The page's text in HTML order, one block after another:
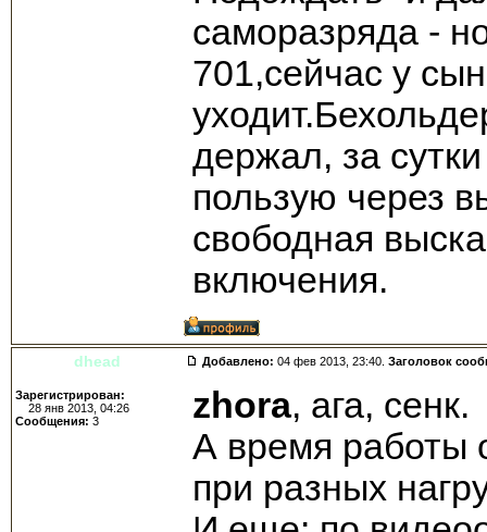
саморазряда -
701,сейчас у
держал, за
пользую через
свободная
включения.
dhead Добавлено: 04 фев 2013, 23:40. Заголовок
Зарегистрирован:
28 янв 2013, 04:26
Сообщения: 3 zhora, ага, сенк.
А время работы
при разных